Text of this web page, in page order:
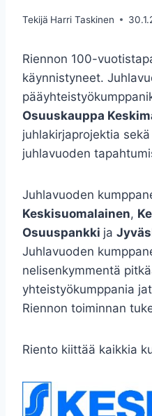
Tekijä Harri Taskinen
Riennon 100-
käynnistyneet.
Osuuskauppa
juhlakirjaprojektia
juhlavuoden
Juhlavuoden
Keskisuomalainen,
Osuuspankki ja
Juhlavuoden
nelisenkymmentä
yhteistyökumppania
Riennon toiminnan
Riento kiittää kaikkia